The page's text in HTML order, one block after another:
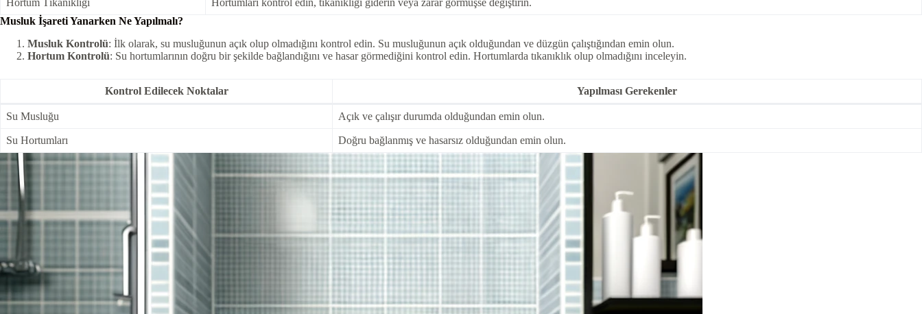
Musluk İşareti Yanarken Ne Yapılmalı?
Musluk Kontrolü: İlk olarak, su musluğunun açık olup olmadığını kontrol edin. Su musluğunun açık olduğundan ve düzgün çalıştığından emin olun.
Hortum Kontrolü: Su hortumlarının doğru bir şekilde bağlandığını ve hasar görmediğini kontrol edin. Hortumlarda tıkanıklık olup olmadığını inceleyin.
Kontrol Edilecek Noktalar Yapılması Gerekenler
Su Musluğu Açık ve çalışır durumda olduğundan emin olun.
Su Hortumları Doğru bağlanmış ve hasarsız olduğundan emin olun.